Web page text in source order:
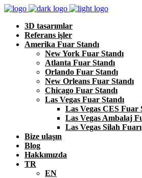
3D tasarımlar
Referans işler
Amerika Fuar Standı
New York Fuar Standı
Atlanta Fuar Standı
Orlando Fuar Standı
New Orleans Fuar Standı
Chicago Fuar Standı
Las Vegas Fuar Standı
Las Vegas CES Fuar
Las Vegas Ambalaj
Las Vegas Silah Fuarı
Bize ulaşın
Blog
Hakkımızda
TR
EN